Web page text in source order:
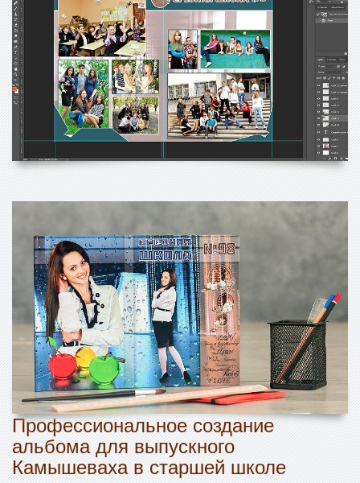
Профессиональное создание
альбома для выпускного
Камышеваха в старшей школе